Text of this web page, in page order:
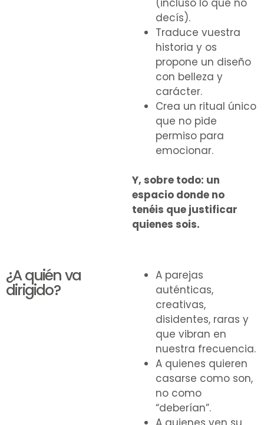
decís).
Traduce vuestra
historia y os
propone un diseño
con belleza y
carácter.
Crea un ritual único
que no pide
permiso para
emocionar.
Y, sobre todo: un
espacio donde no
tenéis que justificar
quienes sois.
¿A quién va
dirigido?
A parejas
auténticas,
creativas,
disidentes, raras y
que vibran en
nuestra frecuencia.
A quienes quieren
casarse como son,
no como
“deberían”.